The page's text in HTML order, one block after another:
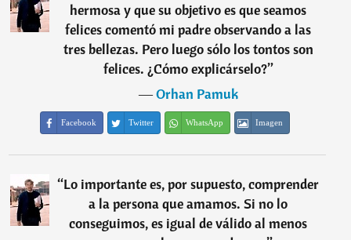
hermosa y que su objetivo es que seamos
felices comentó mi padre observando a las
tres bellezas. Pero luego sólo los tontos son
felices. ¿Cómo explicárselo?”
―Orhan Pamuk
Facebook Twitter WhatsApp Imagen
“Lo importante es, por supuesto, comprender
a la persona que amamos. Si no lo
conseguimos, es igual de válido al menos